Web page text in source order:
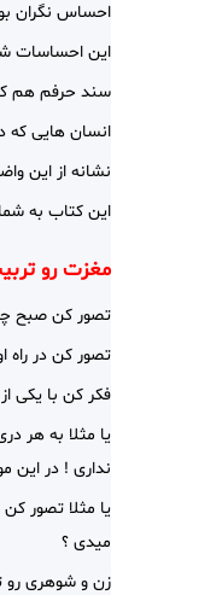
احساس نگران
این احساسات
سند حرفم هم
انسان هایی
نشانه از این
این کتاب به
مغزت رو
تصور کن صبح
تصور کن در
فکر کن با یکی
یا مثلا به هر
نداری ! در این
یا مثلا تصور
میدی ؟
زن و شوهری رو